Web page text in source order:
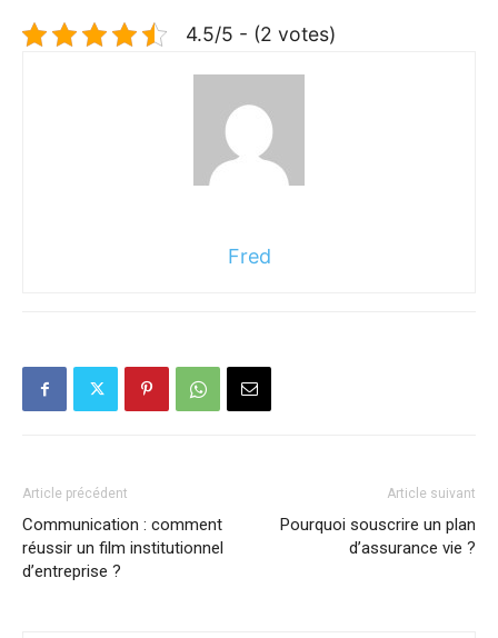
4.5/5 - (2 votes)
Fred
Article précédent
Communication : comment
réussir un film institutionnel
d’entreprise ?
Article suivant
Pourquoi souscrire un plan
d’assurance vie ?